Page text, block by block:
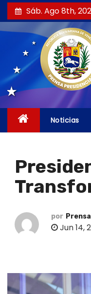
a
l
Sáb. Ago 8th,
Noticias
por
Jun 14,